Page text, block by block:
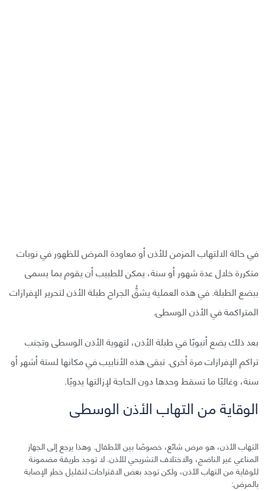
في حالة الالتهاب المزمن للأذن أو معاودة المرض للظهور في نوبات
متكررة خلال عدة شهور أو سنة، يمكن للطبيب أن يقوم بما يسمى
ببضع الطبلة. في هذه العملية يشقُّ الجراح طبلة الأذن لتحرير الإفرازات
المتراكمة في الأذن الوسطى.
بعد ذلك يضع أنبوبًا في طبلة الأذن، لتهوية الأذن الوسطى وتجنب
تراكم الإفرازات مرة أخرى. تبقى هذه الأنابيب في مكانها لستة أشهر أو
سنة، وغالبًا ما تسقط وحدها دون الحاجة لإزالتها يدويًا.
الوقاية من التهاب الأذن الوسطى
التهاب الأذن، هو مرض شائع، خصوصًا بين الأطفال. وهذا يرجع إلى الجهاز
المناعي غير الناضج، والاختلاف التشريحي للأذن. لا توجد طريقة مضمونة
للوقاية من التهاب الأذن، ولكن توجد بعض الاقتراحات لتقليل خطر الإصابة
بالمرض: